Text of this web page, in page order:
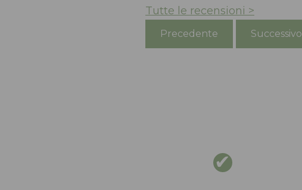
Tutte le recensioni >
Precedente Successivo